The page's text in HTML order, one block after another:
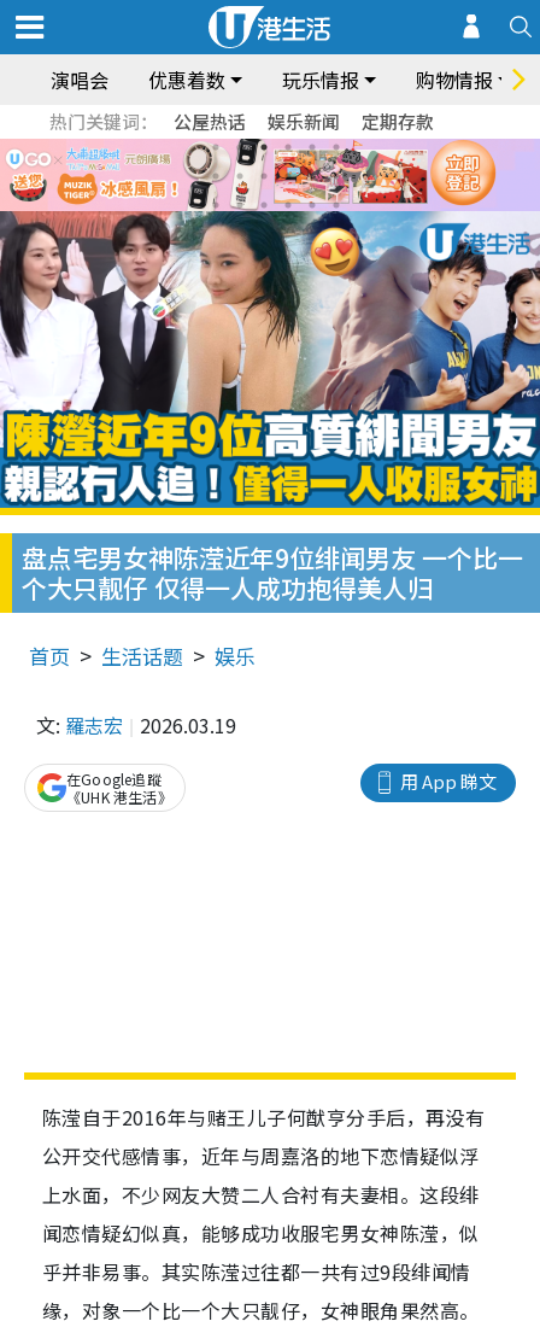
演唱会 优惠着数 玩乐情报 购物情报
热门关键词： 公屋热话 娱乐新闻 定期存款
盘点宅男女神陈滢近年9位绯闻男友 一个比一
个大只靓仔 仅得一人成功抱得美人归
首页 生活话题 娱乐
文: 羅志宏 2026.03.19
用 App 睇文
在Google追蹤
《UHK 港生活》
陈滢自于2016年与赌王儿子何猷亨分手后，再没有
公开交代感情事，近年与周嘉洛的地下恋情疑似浮
上水面，不少网友大赞二人合衬有夫妻相。这段绯
闻恋情疑幻似真，能够成功收服宅男女神陈滢，似
乎并非易事。其实陈滢过往都一共有过9段绯闻情
缘，对象一个比一个大只靓仔，女神眼角果然高。